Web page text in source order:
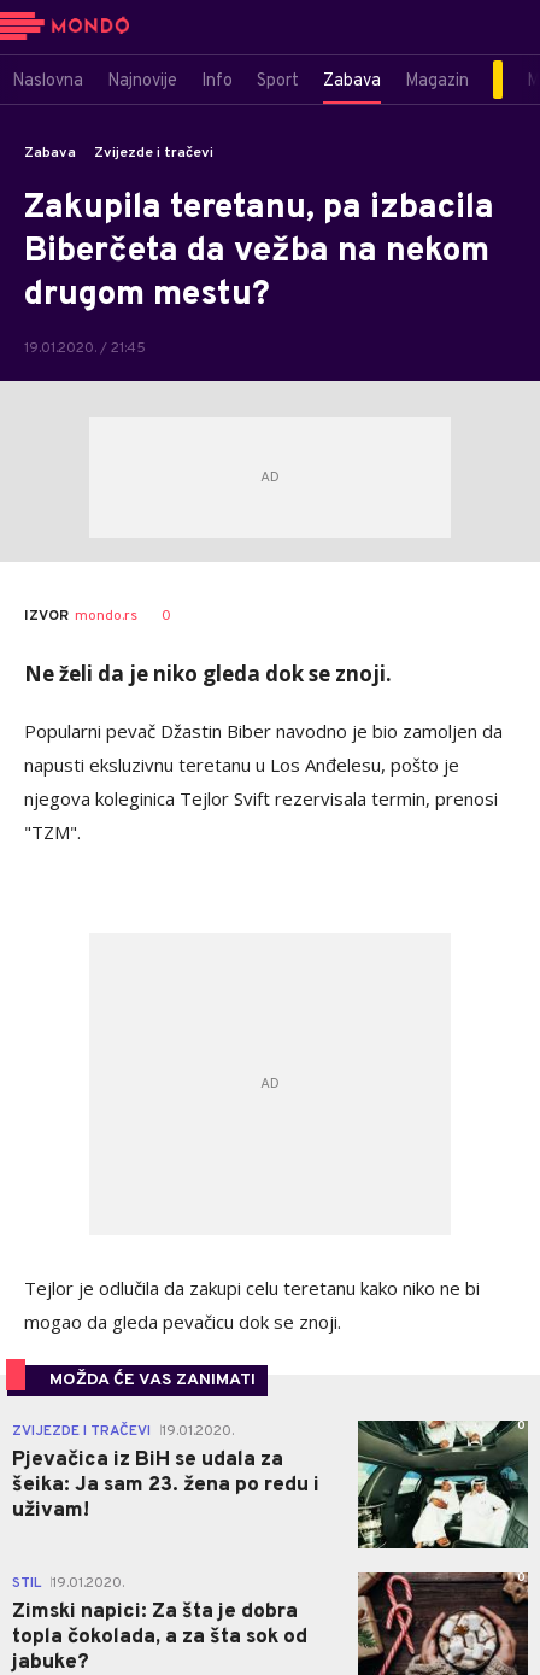
Naslovna Najnovije Info Sport Zabava Magazin
Zabava Zvijezde i tračevi
Zakupila teretanu, pa izbacila
Biberčeta da vežba na nekom
drugom mestu?
19.01.2020. / 21:45
IZVOR mondo.rs 0
Ne želi da je niko gleda dok se znoji.
Popularni pevač Džastin Biber navodno je bio zamoljen da
napusti eksluzivnu teretanu u Los Anđelesu, pošto je
njegova koleginica Tejlor Svift rezervisala termin, prenosi
"TZM".
Tejlor je odlučila da zakupi celu teretanu kako niko ne bi
mogao da gleda pevačicu dok se znoji.
MOŽDA ĆE VAS ZANIMATI
ZVIJEZDE I TRAČEVI 19.01.2020.
Pjevačica iz BiH se udala za
šeika: Ja sam 23. žena po redu i
uživam!
0
STIL 19.01.2020.
Zimski napici: Za šta je dobra
topla čokolada, a za šta sok od
jabuke?
0